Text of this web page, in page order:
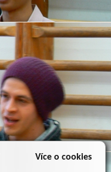
Více o cookies